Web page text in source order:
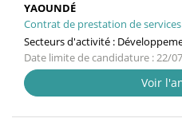
YAOUNDÉ
Contrat de prestation de services
Secteurs d'activité :
Date limite de candidature : 22/
Voir